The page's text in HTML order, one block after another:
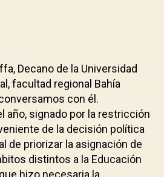
Decano de la Universidad
facultad regional Bahía
con él.
año, signado por la restricción
de la decisión política
de priorizar la asignación de
distintos a la Educación
hizo necesaria la